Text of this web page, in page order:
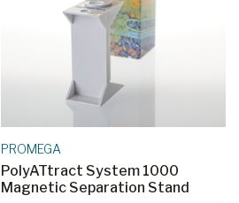
PROMEGA
PolyATtract System 1000
Magnetic Separation Stand